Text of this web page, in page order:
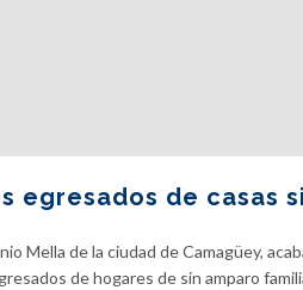
egresados de casas
Mella de la ciudad de Camagüey,
de hogares de sin amparo